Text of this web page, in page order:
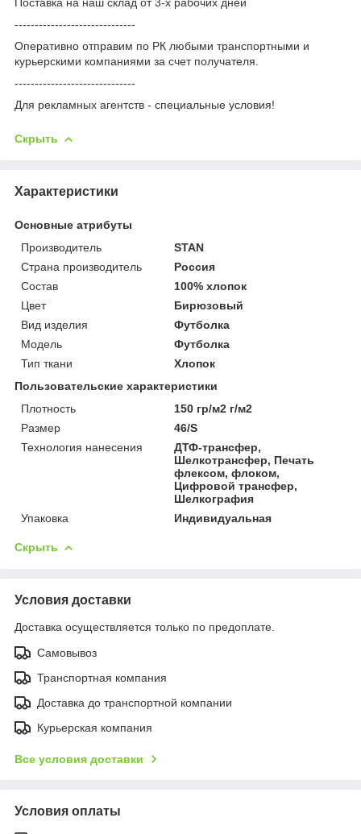
------------------------------
Оперативно отправим по РК любыми транспортными и
курьерскими компаниями за счет получателя.
------------------------------
Для рекламных агентств - специальные условия!
Скрыть
Характеристики
Основные атрибуты
Производитель
STAN
Страна производитель
Россия
Состав
100% хлопок
Цвет
Бирюзовый
Вид изделия
Футболка
Мoдель
Футболка
Тип ткани
Хлопок
Пользовательские характеристики
Плотность
150 гр/м2 г/м2
Размер
46/S
Технология нанесения
ДТФ-трансфер,
Шелкотрансфер, Печать
флексом, флоком,
Цифровой трансфер,
Шелкография
Упаковка
Индивидуальная
Скрыть
Условия доставки
Доставка осуществляется только по предоплате.
Самовывоз
Транспортная компания
Доставка до транспортной компании
Курьерская компания
Все условия доставки
Условия оплаты